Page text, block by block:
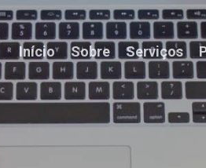
Início Sobre Serviços